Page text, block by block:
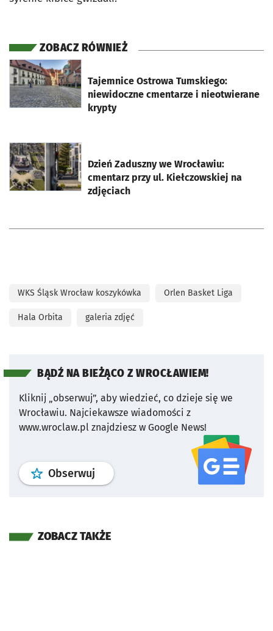
ZOBACZ RÓWNIEŻ
Tajemnice Ostrowa Tumskiego:
niewidoczne cmentarze i nieotwierane
krypty
otworzy się w nowej karcie
Dzień Zaduszny we Wrocławiu:
cmentarz przy ul. Kiełczowskiej na
zdjęciach
otworzy się w nowej karcie
WKS Śląsk Wrocław koszykówka Orlen Basket Liga
Hala Orbita galeria zdjęć
BĄDŹ NA BIEŻĄCO Z WROCŁAWIEM!
Kliknij „obserwuj”, aby wiedzieć, co dzieje się we
Wrocławiu. Najciekawsze wiadomości z
www.wroclaw.pl znajdziesz w Google News!
Obserwuj profil serwisu
ZOBACZ TAKŻE